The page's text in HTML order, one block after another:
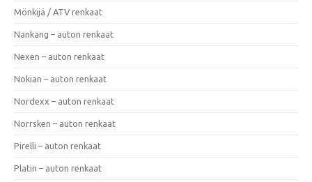
Mönkijä / ATV renkaat
Nankang – auton renkaat
Nexen – auton renkaat
Nokian – auton renkaat
Nordexx – auton renkaat
Norrsken – auton renkaat
Pirelli – auton renkaat
Platin – auton renkaat